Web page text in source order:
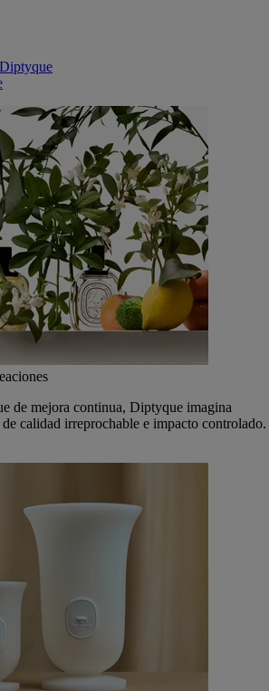
de mejora continua, Diptyque imagina
calidad irreprochable e impacto controlado.